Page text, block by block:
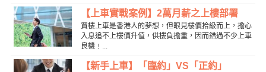
【上車實戰案例】2萬月薪之上樓部署
買樓上車是香港人的夢想，但眼見樓價拾級而上，擔心
入息追不上樓價升值，供樓負擔重，因而錯過不少上車
良機﹗...
【新手上車】「臨約」VS「正約」